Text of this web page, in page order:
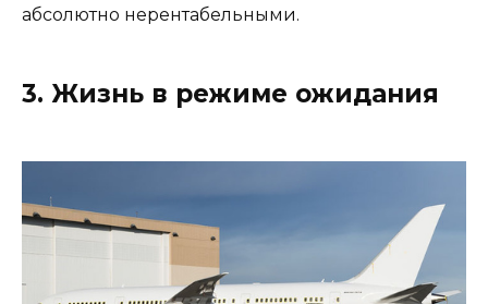
абсолютно нерентабельными.
3. Жизнь в режиме ожидания